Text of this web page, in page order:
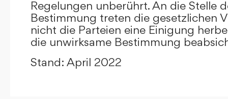
Regelungen unberührt. An die Stelle
Bestimmung treten die gesetzlichen
nicht die Parteien eine Einigung
die unwirksame Bestimmung
Stand: April 2022